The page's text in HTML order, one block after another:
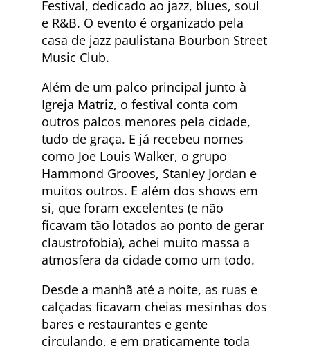
Festival, dedicado ao jazz, blues, soul
e R&B. O evento é organizado pela
casa de jazz paulistana Bourbon Street
Music Club.
Além de um palco principal junto à
Igreja Matriz, o festival conta com
outros palcos menores pela cidade,
tudo de graça. E já recebeu nomes
como Joe Louis Walker, o grupo
Hammond Grooves, Stanley Jordan e
muitos outros. E além dos shows em
si, que foram excelentes (e não
ficavam tão lotados ao ponto de gerar
claustrofobia), achei muito massa a
atmosfera da cidade como um todo.
Desde a manhã até a noite, as ruas e
calçadas ficavam cheias mesinhas dos
bares e restaurantes e gente
circulando, e em praticamente toda